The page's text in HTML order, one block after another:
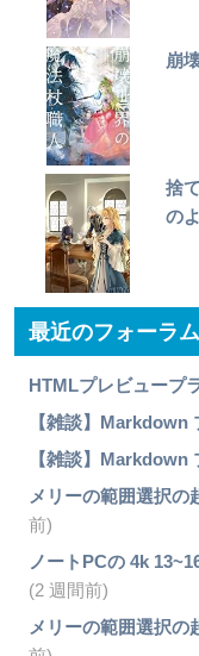
崩
捨
の
最近のフォーラム
HTMLプレビュープ
【雑談】Markdown
【雑談】Markdown
メリーの範囲選択の
前)
ノートPCの 4k
(2 週間前)
メリーの範囲選択の